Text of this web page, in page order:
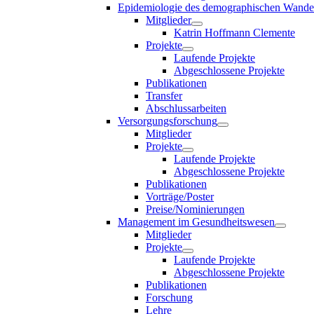
Epidemiologie des demographischen
Mitglieder
Katrin Hoffmann Clemente
Projekte
Laufende Projekte
Abgeschlossene Projekte
Publikationen
Transfer
Abschlussarbeiten
Versorgungsforschung
Mitglieder
Projekte
Laufende Projekte
Abgeschlossene Projekte
Publikationen
Vorträge/Poster
Preise/Nominierungen
Management im Gesundheitswesen
Mitglieder
Projekte
Laufende Projekte
Abgeschlossene Projekte
Publikationen
Forschung
Lehre